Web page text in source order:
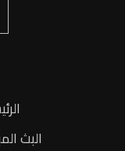
البث